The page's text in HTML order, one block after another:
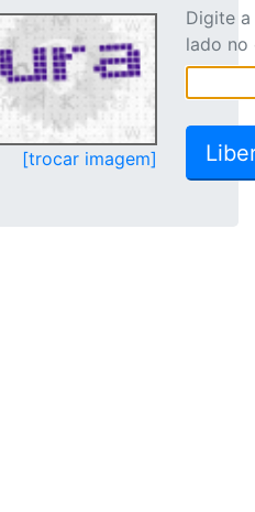
[trocar imagem]
Digite
lado no